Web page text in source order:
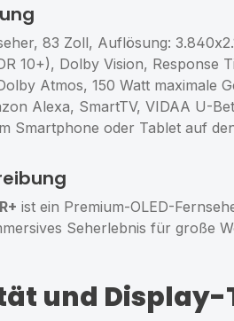
83 Zoll, Auflösung:
10+), Dolby Vision, Response
Atmos, 150 Watt maximale
Alexa, SmartTV, VIDAA U-
Smartphone oder Tablet auf
ist ein Premium-OLED-
Seherlebnis für große
und Display-